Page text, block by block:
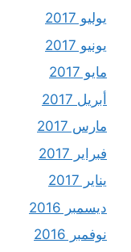
يوليو 2017
يونيو 2017
مايو 2017
أبريل 2017
مارس 2017
فبراير 2017
يناير 2017
ديسمبر 2016
نوفمبر 2016